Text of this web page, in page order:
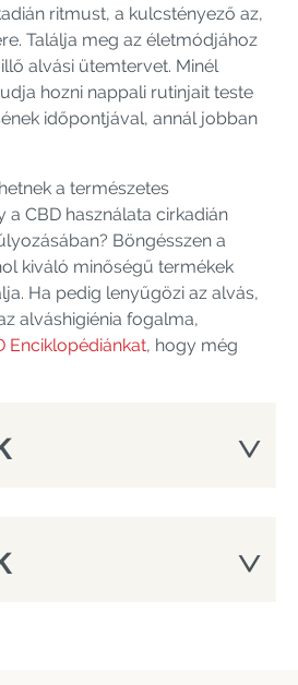
ritmust, a kulcstényező az,
Találja meg az életmódjához
alvási ütemtervet. Minél
hozni nappali rutinjait teste
időpontjával, annál jobban
a természetes
a CBD használata cirkadián
Böngésszen a
kiváló minőségű termékek
Ha pedig lenyűgözi az alvás,
alváshigiénia fogalma,
Enciklopédiánkat, hogy még